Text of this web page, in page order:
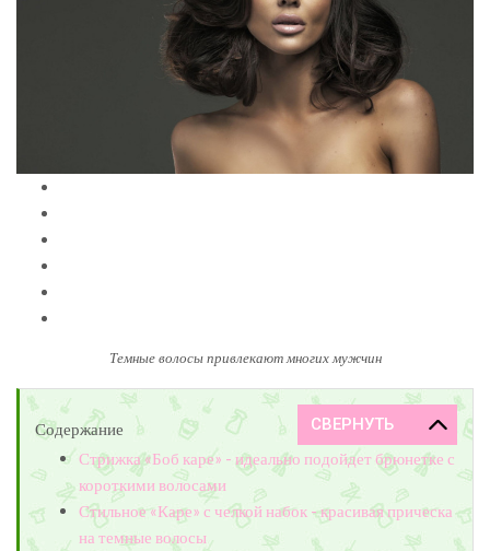
Темные волосы привлекают многих мужчин
Содержание
Стрижка «Боб каре» - идеально подойдет брюнетке с
короткими волосами
Стильное «Каре» с челкой набок - красивая прическа
на темные волосы